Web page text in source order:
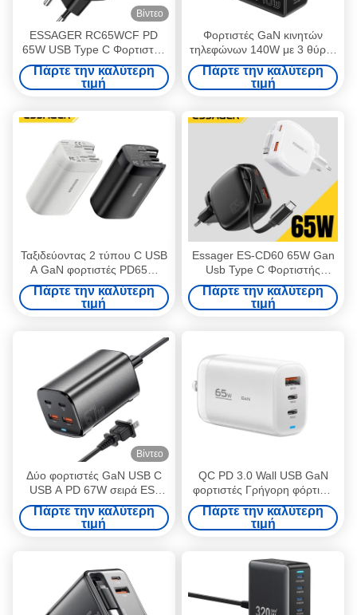
Βίντεο
ESSAGER RC65WCF PD
65W USB Type C Φορτιστής
Τηλεφώνου Gan 3 Θυρών 2C
1A
Πάρτε την καλύτερη
τιμή
Φορτιστές GaN κινητών
τηλεφώνων 140W με 3 θύρες
σε 1 USB A 2 τύπου C PST-
140C2A-LB-GAN σειράς
Πάρτε την καλύτερη
τιμή
Ταξιδεύοντας 2 τύπου C USB
A GaN φορτιστές PD65W
Γρήγορη φόρτιση 65W
Πάρτε την καλύτερη
τιμή
Essager ES-CD60 65W Gan
Usb Type C Φορτιστής
Τηλεφώνου Laptop Γρήγορης
Φόρτισης Με Αναδιπλούμενο
Καλώδιο
Πάρτε την καλύτερη
τιμή
Βίντεο
Δύο φορτιστές GaN USB C
USB A PD 67W σειρά ES-
CD35
Πάρτε την καλύτερη
τιμή
QC PD 3.0 Wall USB GaN
φορτιστές Γρήγορη φόρτιση
5V / 3A ΗΠΑ / ΕΕ / Ηνωμένο
Βασίλειο Για τηλέφωνο
Πάρτε την καλύτερη
τιμή